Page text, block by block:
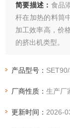
简要描述： 食品
杆在加热的料筒
加工效率高，价
的挤出机类型。
产品型号：
厂商性质：生产厂
更新时间： 2026-